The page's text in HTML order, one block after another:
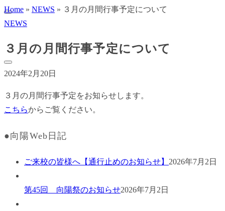
Home » NEWS » ３月の月間行事予定について
NEWS
３月の月間行事予定について
2024年2月20日
３月の月間行事予定をお知らせします。
こちらからご覧ください。
●向陽Web日記
ご来校の皆様へ【通行止めのお知らせ】 2026年7月2日
第45回 向陽祭のお知らせ2026年7月2日